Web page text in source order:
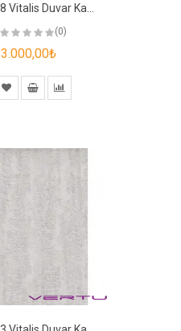
(0)
3.000,00₺